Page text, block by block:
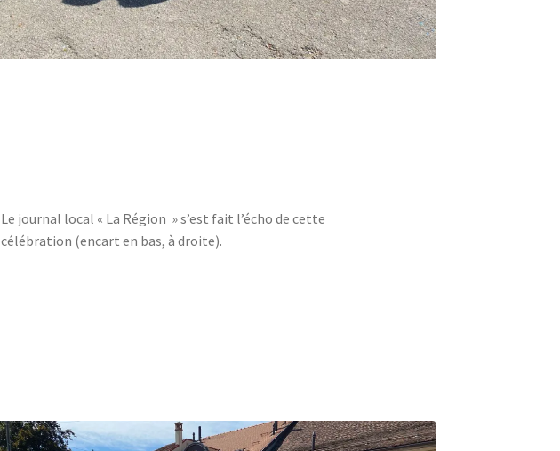
Le journal local « La Région » s’est fait l’écho de cette
célébration (encart en bas, à droite).